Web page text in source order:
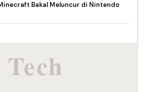
Bakal Meluncur di Nintendo